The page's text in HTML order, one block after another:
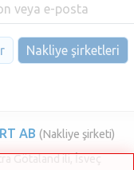
Nakliye şirketleri
AB (Nakliye şirketi)
Götaland ili, İsveç